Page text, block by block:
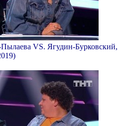
VS. Ягудин-Бурковский,